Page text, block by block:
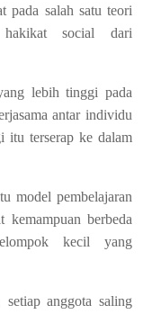
pada salah satu teori
social dari
lebih tinggi pada
antar individu
itu terserap ke dalam
model pembelajaran
berbeda
kecil yang
anggota saling